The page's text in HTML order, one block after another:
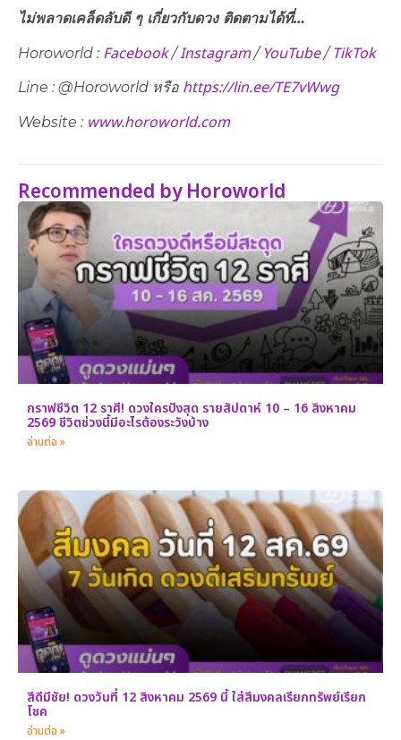
ไม่พลาดเคล็ดลับดี ๆ เกี่ยวกับดวง ติดตามได้ที่…
Horoworld : Facebook/Instagram/ YouTube/ TikTok
Line : @Horoworld หรือ https://lin.ee/TE7vWwg
Website : www.horoworld.com
Recommended by Horoworld
กราฟชีวิต 12 ราศี! ดวงใครปังสุด รายสัปดาห์ 10 – 16 สิงหาคม
2569 ชีวิตช่วงนี้มีอะไรต้องระวังบ้าง
อ่านต่อ »
สีดีมีชัย! ดวงวันที่ 12 สิงหาคม 2569 นี้ ใส่สีมงคลเรียกทรัพย์เรียก
โชค
อ่านต่อ »